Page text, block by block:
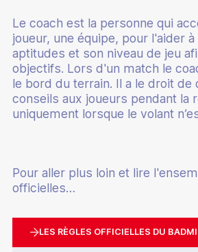
Le coach est la personne qui
joueur, une équipe, pour l'aider
aptitudes et son niveau de jeu
objectifs. Lors d'un match le
le bord du terrain. Il a le droit de
conseils aux joueurs pendant la
uniquement lorsque le volant
Pour aller plus loin et lire
officielles…
LES RÈGLES OFFICIELLES DU